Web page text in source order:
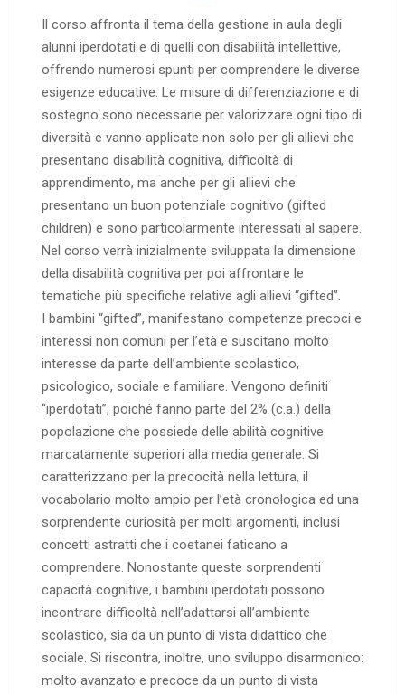
Il corso affronta il tema della gestione in aula degli
alunni iperdotati e di quelli con disabilità intellettive,
offrendo numerosi spunti per comprendere le diverse
esigenze educative. Le misure di differenziazione e di
sostegno sono necessarie per valorizzare ogni tipo di
diversità e vanno applicate non solo per gli allievi che
presentano disabilità cognitiva, difficoltà di
apprendimento, ma anche per gli allievi che
presentano un buon potenziale cognitivo (gifted
children) e sono particolarmente interessati al sapere.
Nel corso verrà inizialmente sviluppata la dimensione
della disabilità cognitiva per poi affrontare le
tematiche più specifiche relative agli allievi “gifted”.
I bambini “gifted”, manifestano competenze precoci e
interessi non comuni per l’età e suscitano molto
interesse da parte dell’ambiente scolastico,
psicologico, sociale e familiare. Vengono definiti
“iperdotati”, poiché fanno parte del 2% (c.a.) della
popolazione che possiede delle abilità cognitive
marcatamente superiori alla media generale. Si
caratterizzano per la precocità nella lettura, il
vocabolario molto ampio per l’età cronologica ed una
sorprendente curiosità per molti argomenti, inclusi
concetti astratti che i coetanei faticano a
comprendere. Nonostante queste sorprendenti
capacità cognitive, i bambini iperdotati possono
incontrare difficoltà nell’adattarsi all’ambiente
scolastico, sia da un punto di vista didattico che
sociale. Si riscontra, inoltre, uno sviluppo disarmonico:
molto avanzato e precoce da un punto di vista